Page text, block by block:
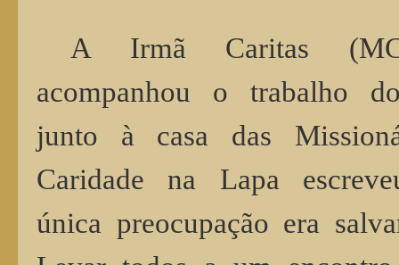
A Irmã Caritas
acompanhou o trabalho
junto à casa das
Caridade na Lapa
única preocupação era